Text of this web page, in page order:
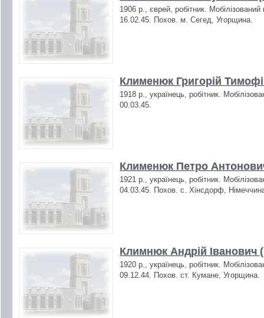
1906 р., єврей, робітник.
16.02.45. Похов. м. Сегед, Угорщина.
Клименюк Григорій
1918 р., українець, робітник.
00.03.45.
Клименюк Петро
1921 р., українець, робітник.
04.03.45. Похов. с. Хінсдорф,
Климнюк Андрій Іванович
1920 р., українець, робітник.
09.12.44. Похов. ст. Кумане, Угорщина.